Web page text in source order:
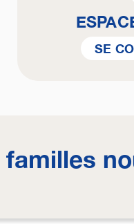
SE
familles